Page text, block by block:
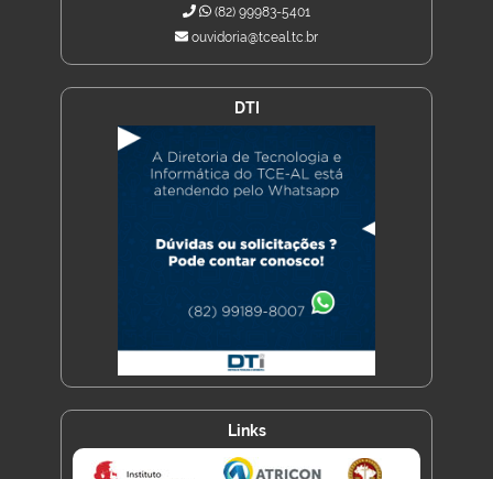
(82) 99983-5401
ouvidoria@tceal.tc.br
DTI
Links